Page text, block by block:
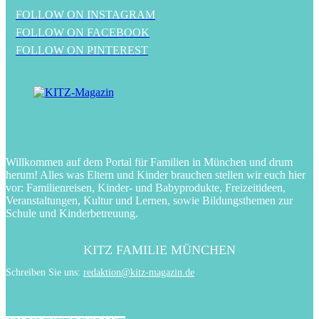
FOLLOW ON INSTAGRAM
FOLLOW ON FACEBOOK
FOLLOW ON PINTEREST
Willkommen auf dem Portal für Familien in München und drum
herum! Alles was Eltern und Kinder brauchen stellen wir euch hier
vor: Familienreisen, Kinder- und Babyprodukte, Freizeitideen,
Veranstaltungen, Kultur und Lernen, sowie Bildungsthemen zur
Schule und Kinderbetreuung.
KITZ FAMILIE MÜNCHEN
Schreiben Sie uns: redaktion@kitz-magazin.de